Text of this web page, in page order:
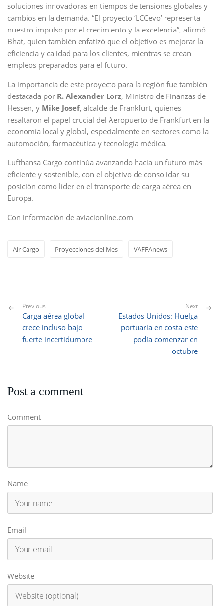
soluciones innovadoras en tiempos de tensiones globales y
cambios en la demanda. “El proyecto ‘LCCevo’ representa
nuestro impulso por el crecimiento y la excelencia”, afirmó
Bhat, quien también enfatizó que el objetivo es mejorar la
eficiencia y calidad para los clientes, mientras se crean
empleos preparados para el futuro.
La importancia de este proyecto para la región fue también
destacada por R. Alexander Lorz, Ministro de Finanzas de
Hessen, y Mike Josef, alcalde de Frankfurt, quienes
resaltaron el papel crucial del Aeropuerto de Frankfurt en la
economía local y global, especialmente en sectores como la
automoción, farmacéutica y tecnología médica.
Lufthansa Cargo continúa avanzando hacia un futuro más
eficiente y sostenible, con el objetivo de consolidar su
posición como líder en el transporte de carga aérea en
Europa.
Con información de aviacionline.com
Air Cargo Proyecciones del Mes VAFFAnews
Previous
Carga aérea global
crece incluso bajo
fuerte incertidumbre
Next
Estados Unidos: Huelga
portuaria en costa este
podía comenzar en
octubre
Post a comment
Comment
Name
Email
Website